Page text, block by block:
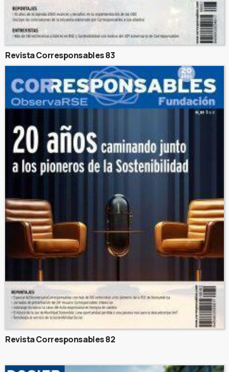
Revista Corresponsables 83
Revista Corresponsables 82